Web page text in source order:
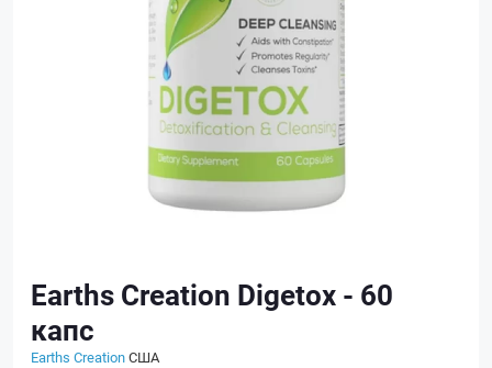
Earths Creation Digetox - 60
капс
Earths CreationСША